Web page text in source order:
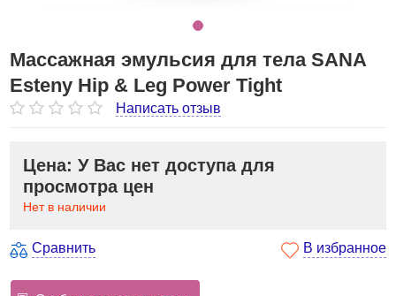
Массажная эмульсия для тела SANA
Esteny Hip & Leg Power Tight
Написать отзыв
Цена: У Вас нет доступа для
просмотра цен
Нет в наличии
Сравнить В избранное